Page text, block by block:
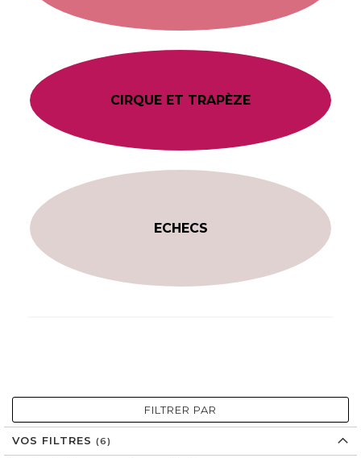
CIRQUE ET TRAPÈZE
ECHECS
FILTRER PAR
VOS FILTRES